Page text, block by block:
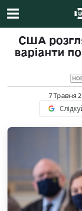
США
варіанти
7 Травня